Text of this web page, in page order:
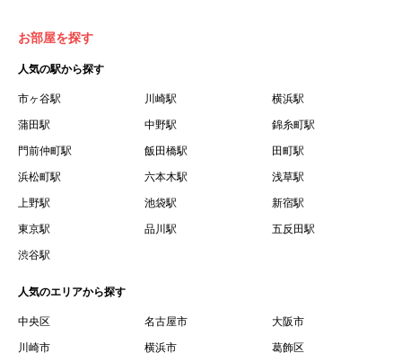
録した情報、本サービス利用中に当社が登録を求めた情報
った場合の当該情報を意味します。
７.「本会員制度」とは、会員による本サービスの利用の促
進を目的とした会員制度を意味します。
借契約書およびオプション注文書を意味します。
９.「契約期間開始日」とは、定期建物賃貸借契約（以下
「賃貸借契約」と言います）の開始日のことで、利用者の
賃借権が発生する日を意味します。
するために、選んだ物件を保留することを意味します。
１１.「予約情報」とは、物件を予約するために必要な当社
所定の情報を意味します。物件情報や期間、オプション等
お部屋を探す
人気の駅から探す
市ヶ谷駅 川崎駅 横浜駅
蒲田駅 中野駅 錦糸町駅
門前仲町駅 飯田橋駅 田町駅
浜松町駅 六本木駅 浅草駅
上野駅 池袋駅 新宿駅
東京駅 品川駅 五反田駅
渋谷駅
人気のエリアから探す
中央区 名古屋市 大阪市
川崎市 横浜市 葛飾区